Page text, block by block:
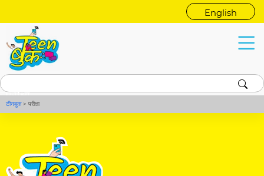
English
परीक्षा
टीनबुक>परीक्षा